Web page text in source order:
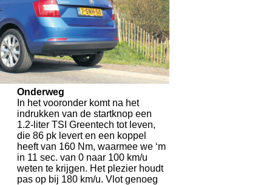
Onderweg
In het vooronder komt na het
indrukken van de startknop een
1.2-liter TSI Greentech tot leven,
die 86 pk levert en een koppel
heeft van 160 Nm, waarmee we ‘m
in 11 sec. van 0 naar 100 km/u
weten te krijgen. Het plezier houdt
pas op bij 180 km/u. Vlot genoeg